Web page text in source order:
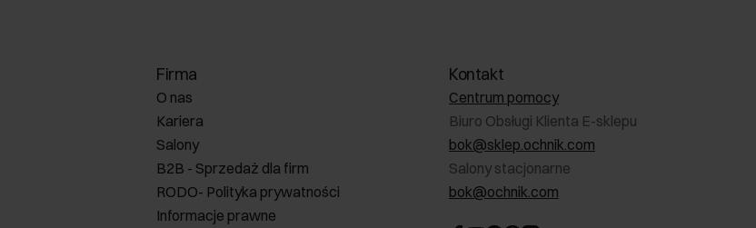
Firma
O nas
Kariera
Salony
B2B - Sprzedaż dla firm
RODO- Polityka prywatności
Informacje prawne
Kontakt
Centrum pomocy
Biuro Obsługi Klienta E-sklepu
bok@sklep.ochnik.com
Salony stacjonarne
bok@ochnik.com